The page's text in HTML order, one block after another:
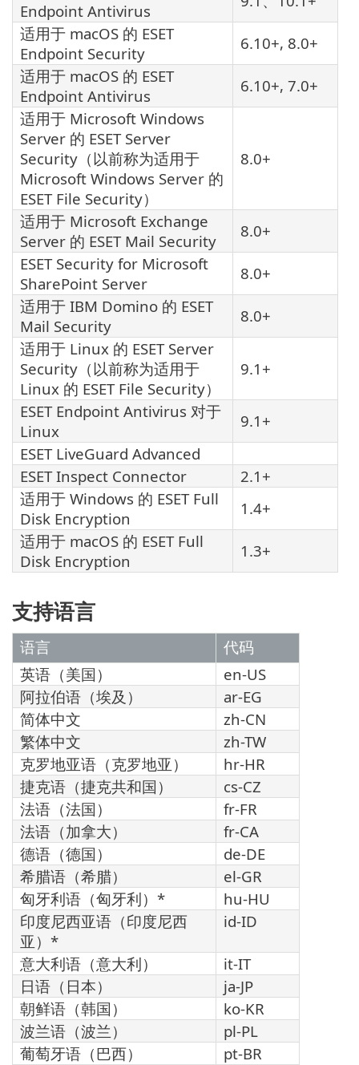
Endpoint Antivirus
适用于 macOS 的 ESET
Endpoint Security
6.10+, 8.0+
适用于 macOS 的 ESET
Endpoint Antivirus
6.10+, 7.0+
适用于 Microsoft Windows
Server 的 ESET Server
Security （以前称为适用于
Microsoft Windows Server 的
ESET File Security）
8.0+
适用于 Microsoft Exchange
Server 的 ESET Mail Security
8.0+
ESET Security for Microsoft
SharePoint Server
8.0+
适用于 IBM Domino 的 ESET
Mail Security
8.0+
适用于 Linux 的 ESET Server
Security （以前称为适用于
Linux 的 ESET File Security）
9.1+
ESET Endpoint Antivirus 对于
Linux
9.1+
ESET LiveGuard Advanced
ESET Inspect Connector
2.1+
适用于 Windows 的 ESET Full
Disk Encryption
1.4+
适用于 macOS 的 ESET Full
Disk Encryption
1.3+
支持语言
语言
代码
英语（美国）
en-US
阿拉伯语（埃及）
ar-EG
简体中文
zh-CN
繁体中文
zh-TW
克罗地亚语（克罗地亚）
hr-HR
捷克语（捷克共和国）
cs-CZ
法语（法国）
fr-FR
法语（加拿大）
fr-CA
德语（德国）
de-DE
希腊语（希腊）
el-GR
匈牙利语（匈牙利）*
hu-HU
印度尼西亚语（印度尼西
亚）*
id-ID
意大利语（意大利）
it-IT
日语（日本）
ja-JP
朝鲜语（韩国）
ko-KR
波兰语（波兰）
pl-PL
葡萄牙语（巴西）
pt-BR